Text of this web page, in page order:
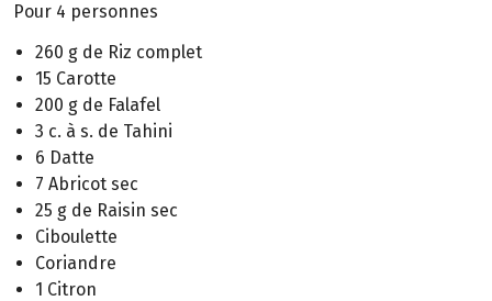
Pour 4 personnes
260 g de Riz complet
15 Carotte
200 g de Falafel
3 c. à s. de Tahini
6 Datte
7 Abricot sec
25 g de Raisin sec
Ciboulette
Coriandre
1 Citron